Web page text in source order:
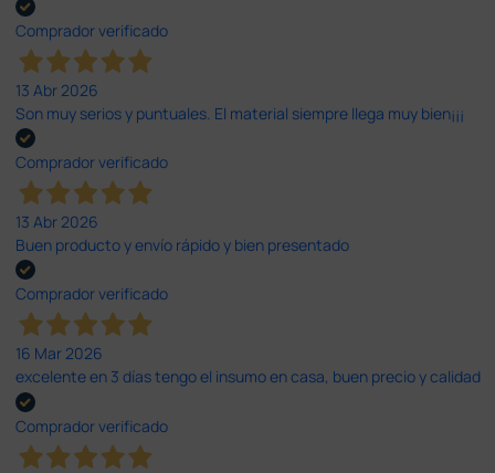
Comprador verificado
13 Abr 2026
Son muy serios y puntuales. El material siempre llega muy bien¡¡¡
Comprador verificado
13 Abr 2026
Buen producto y envío rápido y bien presentado
Comprador verificado
16 Mar 2026
excelente en 3 días tengo el insumo en casa, buen precio y calidad
Comprador verificado